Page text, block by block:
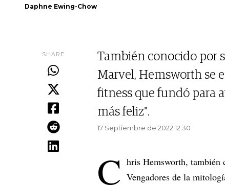
Daphne Ewing-Chow
SHARE
También conocido por
Marvel, Hemsworth se
fitness que fundó para
más feliz".
17 Septiembre de 2022 12.30
C hris Hemsworth,
Vengadores de la